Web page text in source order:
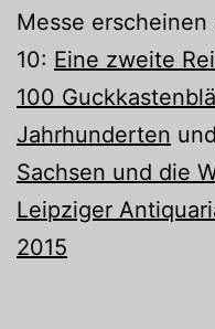
Messe
10: Eine zweite
100
Jahrhunderten
Sachsen und die
Leipziger
2015